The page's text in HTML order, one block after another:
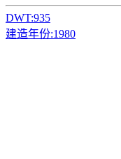
DWT:935
建造年份:1980